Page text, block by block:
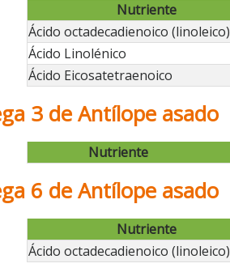
Nutriente
Ácido octadecadienoico (linoleico)
Ácido Linolénico
Ácido Eicosatetraenoico
3 de Antílope asado
Nutriente
6 de Antílope asado
Nutriente
Ácido octadecadienoico (linoleico)